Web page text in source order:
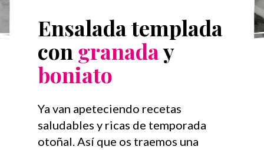
Ensalada templada
con granaday
boniato
Ya van apeteciendo recetas
saludables y ricas de temporada
otoñal. Así que os traemos una